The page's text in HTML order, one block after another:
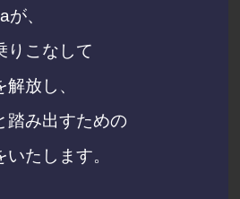
、
りこなして
放し、
踏み出すための
たします。